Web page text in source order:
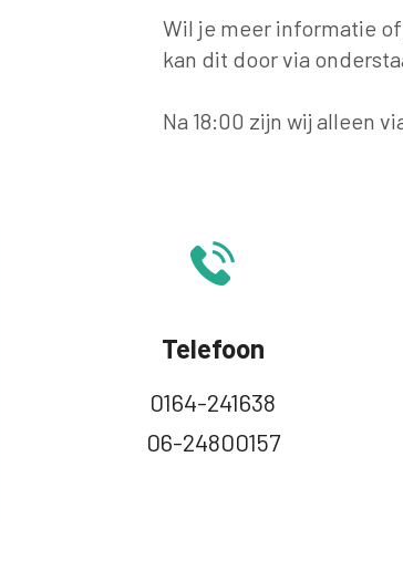
Wil je meer informatie
kan dit door via
Na 18:00 zijn wij alleen
Telefoon
0164-241638
06-24800157